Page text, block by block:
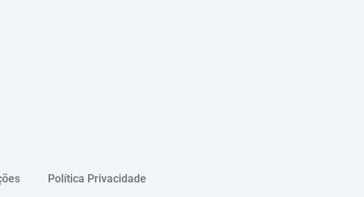
Política Privacidade